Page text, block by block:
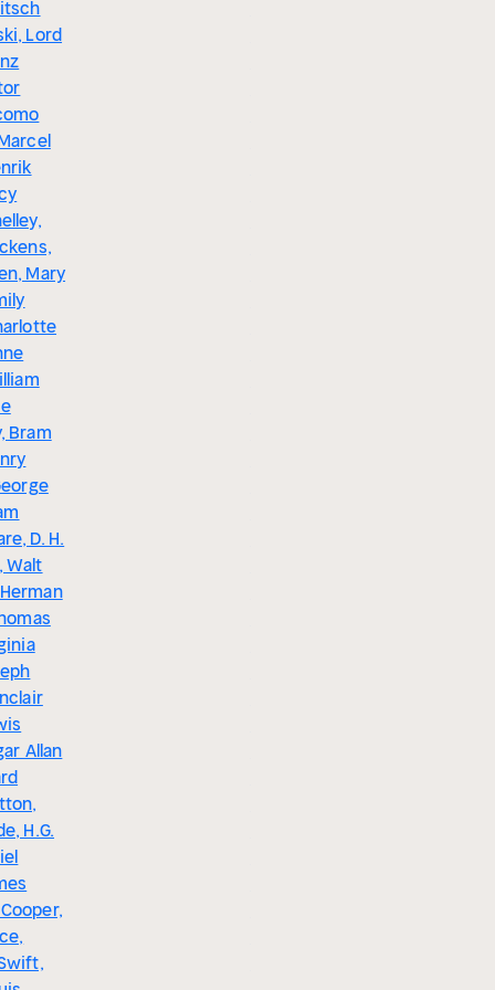
Lord
Mary
Bram
D. H.
Walt
Allan
H.G.